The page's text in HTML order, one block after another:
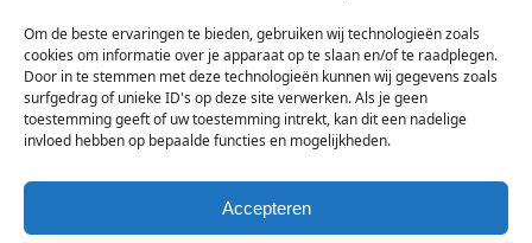
Om de beste ervaringen te bieden, gebruiken wij technologieën zoals
cookies om informatie over je apparaat op te slaan en/of te raadplegen.
Door in te stemmen met deze technologieën kunnen wij gegevens zoals
surfgedrag of unieke ID's op deze site verwerken. Als je geen
toestemming geeft of uw toestemming intrekt, kan dit een nadelige
invloed hebben op bepaalde functies en mogelijkheden.
Accepteren
Vul
hier
je
e-
mailadres
in
Sign Up